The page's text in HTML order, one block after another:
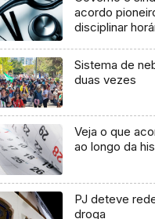
acordo
disciplinar
Sistema de
duas vezes
Veja o que
ao longo da
PJ deteve
droga